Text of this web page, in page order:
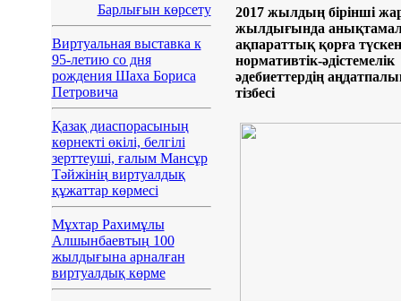
Барлығын көрсету
Виртуальная выставка к
95-летию со дня
рождения Шаха Бориса
Петровича
Қазақ диаспорасының
көрнекті өкілі, белгілі
зерттеуші, ғалым Мансұр
Тәйжінің виртуалдық
құжаттар көрмесі
Мұхтар Рахимұлы
Алшынбаевтың 100
жылдығына арналған
виртуалдық көрме
2017 жылдың бірінші
жылдығында
ақпараттық қорға түскен
нормативтік-әдістемелік
әдебиеттердің
тізбесі